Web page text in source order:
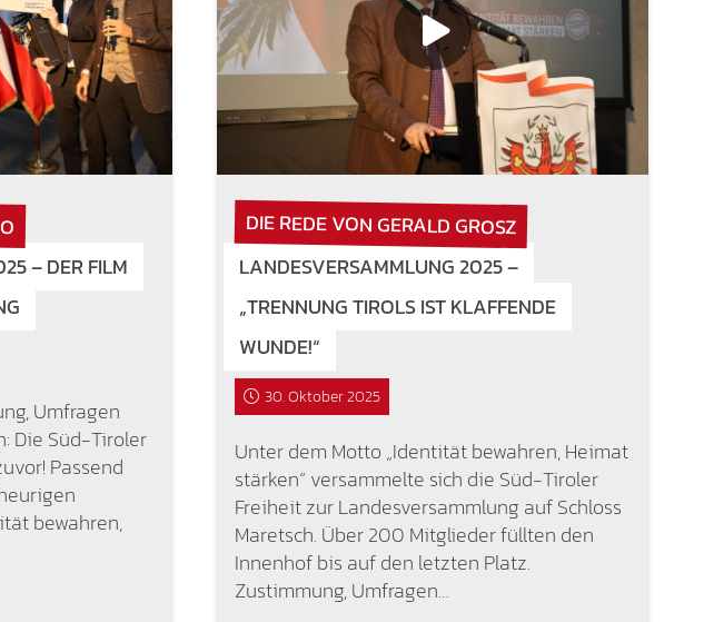
– DER FILM
Umfragen
Die Süd-Tiroler
Passend
bewahren,
DIE REDE VON GERALD GROSZ
LANDESVERSAMMLUNG 2025 –
„TRENNUNG TIROLS IST KLAFFENDE
WUNDE!“
30. Oktober 2025
Unter dem Motto „Identität bewahren, Heimat
stärken“ versammelte sich die Süd-Tiroler
Freiheit zur Landesversammlung auf Schloss
Maretsch. Über 200 Mitglieder füllten den
Innenhof bis auf den letzten Platz.
Zustimmung, Umfragen…